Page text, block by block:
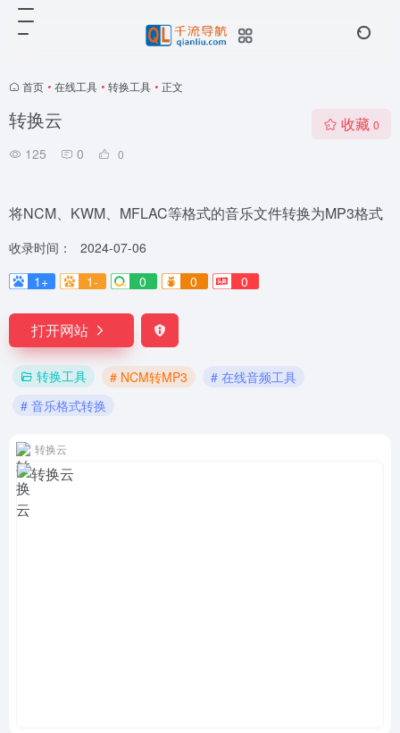
首页 • 在线工具 • 转换工具 • 正文
转换云
125 0 0
收藏 0
将NCM、KWM、MFLAC等格式的音乐文件转换为MP3格式
收录时间：
2024-07-06
1+
1- 0 0 0
打开网站
转换工具 # NCM转MP3
# 在线音频工具
# 音乐格式转换
转换云